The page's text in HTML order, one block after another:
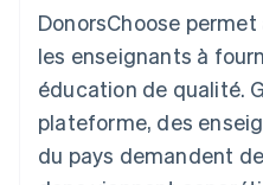
accélérés
Connections
Comptes
associés
Jeux
Hôtellerie,
loisirs
Assurance
Médias et
non
Ressources
Exemples
Blog des
État de
Contacter
Devenir
DonorsChoose
les enseignants à
éducation de qualité.
plateforme, des
du pays demandent